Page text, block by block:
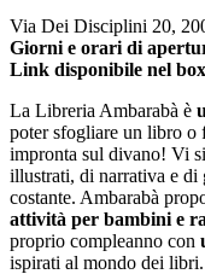
Via Dei Disciplini 20,
Giorni e orari di
Link disponibile nel
La Libreria Ambarabà è
poter sfogliare un libro o
impronta sul divano! Vi
illustrati, di narrativa e
costante. Ambarabà
attività per bambini e
proprio compleanno con
ispirati al mondo dei libri.